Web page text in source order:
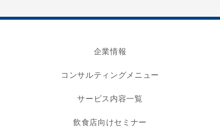
企業情報
コンサルティングメニュー
サービス内容一覧
飲食店向けセミナー